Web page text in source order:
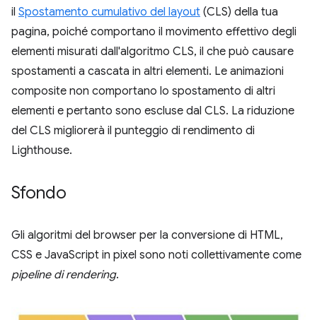
il Spostamento cumulativo del layout (CLS) della tua
pagina, poiché comportano il movimento effettivo degli
elementi misurati dall'algoritmo CLS, il che può causare
spostamenti a cascata in altri elementi. Le animazioni
composite non comportano lo spostamento di altri
elementi e pertanto sono escluse dal CLS. La riduzione
del CLS migliorerà il punteggio di rendimento di
Lighthouse.
Sfondo
Gli algoritmi del browser per la conversione di HTML,
CSS e JavaScript in pixel sono noti collettivamente come
pipeline di rendering.